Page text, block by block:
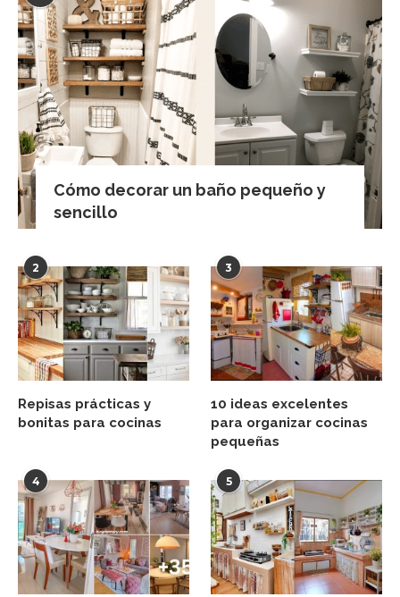
Cómo decorar un baño pequeño y
sencillo
2
Repisas prácticas y
bonitas para cocinas
3
10 ideas excelentes
para organizar cocinas
pequeñas
4 5